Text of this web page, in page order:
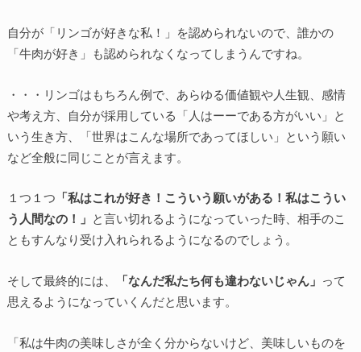
自分が「リンゴが好きな私！」を認められないので、誰かの
「牛肉が好き」も認められなくなってしまうんですね。
・・・リンゴはもちろん例で、あらゆる価値観や人生観、感情
や考え方、自分が採用している「人はーーである方がいい」と
いう生き方、「世界はこんな場所であってほしい」という願い
など全般に同じことが言えます。
１つ１つ 「私はこれが好き！こういう願いがある！私はこうい
う人間なの！」 と言い切れるようになっていった時、相手のこ
ともすんなり受け入れられるようになるのでしょう。
そして最終的には、 「なんだ私たち何も違わないじゃん」 って
思えるようになっていくんだと思います。
「私は牛肉の美味しさが全く分からないけど、美味しいものを